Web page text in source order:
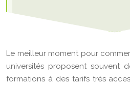
Le meilleur moment pour
universités proposent souvent
formations à des tarifs très